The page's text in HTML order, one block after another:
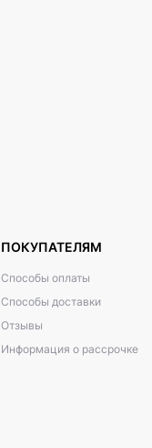
ПОКУПАТЕЛЯМ
Способы оплаты
Способы доставки
Отзывы
Информация о рассрочке